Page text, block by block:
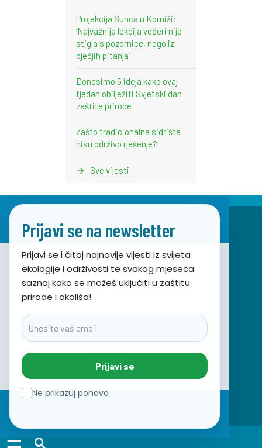
Projekcija Sunca u Komiži:
‘Najvažnija lekcija večeri nije
stigla s pozornice, nego iz
dječjih pitanja’
Donosimo 5 ideja kako ovaj
tjedan obilježiti Svjetski dan
zaštite prirode
Zašto tradicionalna sidrišta
nisu održivo rješenje?
Sve vijesti
Prijavi se na newsletter
Prijavi se i čitaj najnovije vijesti iz svijeta
ekologije i održivosti te svakog mjeseca
saznaj kako se možeš uključiti u zaštitu
prirode i okoliša!
Email
Prijavi se
Ne prikazuj ponovo
Udruga za prirodu, okoliš i održivi razvoj Sunce
Obala hrvatskog narodnog preporoda 7
21000 Split, Hrvatska
email:info@sunce-st.org
Tel: +385.21.360779
Fax: +385.21.317254
☰